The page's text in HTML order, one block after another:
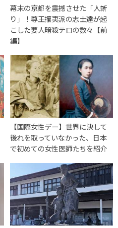
幕末の京都を震撼させた「人斬
り」！尊王攘夷派の志士達が起
こした要人暗殺テロの数々【前
編】
【国際女性デー】世界に決して
後れを取っていなかった、日本
で初めての女性医師たちを紹介